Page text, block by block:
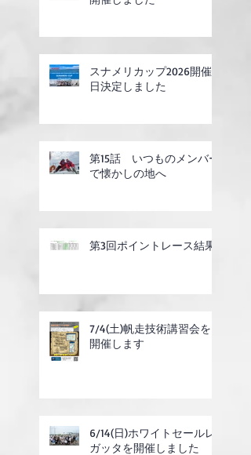
スナメリカップ2026開催
日決定しました
第15話 いつものメンバー
で懐かしの地へ
第3回ポイントレース結果
7/4(土)帆走技術講習会を
開催します
6/14(日)ホワイトセールレ
ガッタを開催しました